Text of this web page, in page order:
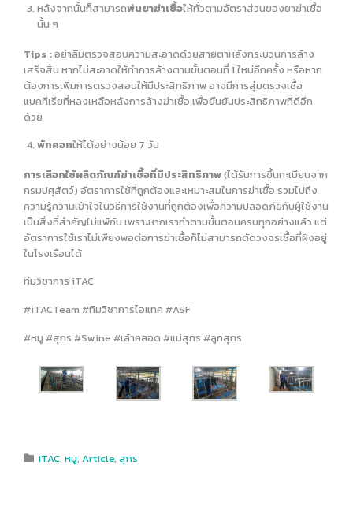
หลังจากนั้นก็สามารถพ่นยาฆ่าเชื้อให้ทั่วตามอัตราส่วนของยาฆ่าเชื้อ
นั้น ๆ
Tips :อย่าลืมตรวจสอบความสะอาดด้วยสายตาหลังกระบวนการล้าง
เสร็จสิ้น หากไม่สะอาดให้ทำการล้างตามขั้นตอนที่ 1 ใหม่อีกครั้ง หรือหาก
ต้องการเพิ่มการตรวจสอบให้มีประสิทธิภาพ อาจมีการสุ่มตรวจเชื้อ
แบคทีเรียที่หลงเหลือหลังการล้างฆ่าเชื้อ เพื่อยืนยันประสิทธิภาพที่ดีอีก
ด้วย
พักคอกให้ได้อย่างน้อย 7 วัน
การเลือกใช้ผลิตภัณฑ์ฆ่าเชื้อที่มีประสิทธิภาพ(ได้รับการขึ้นทะเบียนจาก
กรมปศุสัตว์) อัตราการใช้ที่ถูกต้องและเหมาะสมในการฆ่าเชื้อ รวมไปถึง
ความรู้ความเข้าใจในวิธีการใช้งานที่ถูกต้องเพื่อความปลอดภัยกับผู้ใช้งาน
เป็นสิ่งที่สำคัญไม่แพ้กัน เพราะหากเราทำตามขั้นตอนครบทุกอย่างแล้ว แต่
อัตราการใช้เราไม่เพียงพอต่อการฆ่าเชื้อก็ไม่สามารถตัดวงจรเชื้อที่ฝังอยู่
ในโรงเรือนได้
ทีมวิชาการ iTAC
#iTACTeam #ทิมวิชาการไอแทค #ASF
#หมู #สุกร #Swine #เล้าคลอด #แม่สุกร #ลูกสุกร
 Category
iTAC, หมู, Article, สุกร